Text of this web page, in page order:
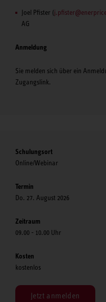
Joel Pfister (
AG
Anmeldung
Sie melden sich über ein
Zugangslink.
Schulungsort
Online/Webinar
Termin
Do. 27. August 2026
Zeitraum
09.00 - 10.00 Uhr
Kosten
kostenlos
Jetzt anmelden